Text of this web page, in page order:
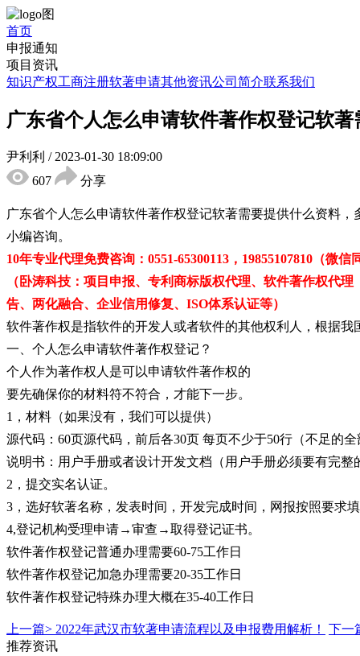
首页
申报通知
项目资讯
知识产权工商注册软著申请其他资讯公司简介联系我们
广东省个人怎么申请软件著作权登记软
尹利利 / 2023-01-30 18:09:00
607
分享
广东省个人怎么申请软件著作权登记软著需要提供什么资料
小编咨询。
10年专业代理免费咨询：0551-65300113，19855107810（微信
（卧涛科技：项目申报、专利商标版权代理、软件著作权代
告、两化融合、企业信用修复、ISO体系认证等）
软件著作权是指软件的开发人或者软件的其他权利人，根据
一、个人怎么申请软件著作权登记？
个人作为著作权人是可以申请软件著作权的
要先确保你的材料符不符合，才能下一步。
1，材料（如果没有，我们可以提供）
源代码：60页源代码，前后各30页 每页不少于50行（不足的
说明书：用户手册或者设计开发文档（用户手册必须要有完
2，提交实名认证。
3，选好软著名称，发表时间，开发完成时间，网报按照要求
4,登记机构受理申请→审查→取得登记证书。
软件著作权登记普通办理需要60-75工作日
软件著作权登记加急办理需要20-35工作日
软件著作权登记特殊办理大概在35-40工作日
上一篇> 2022年武汉市软著申请流程以及申报费用解析！
下一
推荐资讯